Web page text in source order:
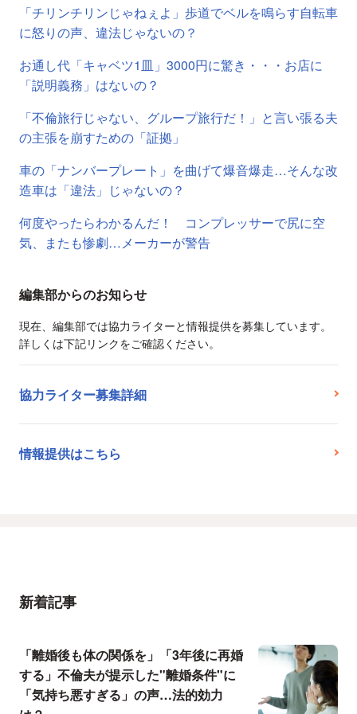
「チリンチリンじゃねぇよ」歩道でベルを鳴らす自転車
に怒りの声、違法じゃないの？
お通し代「キャベツ1皿」3000円に驚き・・・お店に
「説明義務」はないの？
「不倫旅行じゃない、グループ旅行だ！」と言い張る夫
の主張を崩すための「証拠」
車の「ナンバープレート」を曲げて爆音爆走…そんな改
造車は「違法」じゃないの？
何度やったらわかるんだ！ コンプレッサーで尻に空
気、またも惨劇…メーカーが警告
編集部からのお知らせ
現在、編集部では協力ライターと情報提供を募集しています。
詳しくは下記リンクをご確認ください。
協力ライター募集詳細
情報提供はこちら
新着記事
「離婚後も体の関係を」「3年後に再婚
する」不倫夫が提示した"離婚条件"に
「気持ち悪すぎる」の声…法的効力